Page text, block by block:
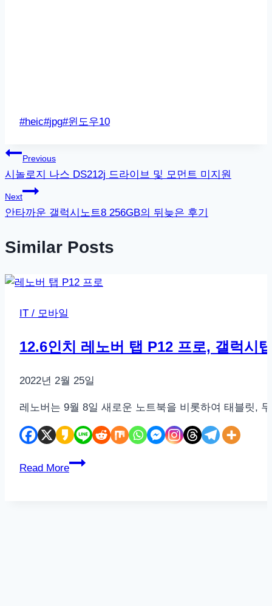
Post
#heic#jpg#윈도우10
글
탐
색
Previous
시놀로지 나스 DS212j 드라이브 및 모먼트 미지원
Next
안타까운 갤럭시노트8 256GB의 뒤늦은 후기
Similar Posts
IT / 모바일
12.6인치 레노버 탭 P12 프로, 갤럭시
2022년 2월 25일
레노버는 9월 8일 새로운 노트북을 비롯하여 태블릿,
Read More
12.6